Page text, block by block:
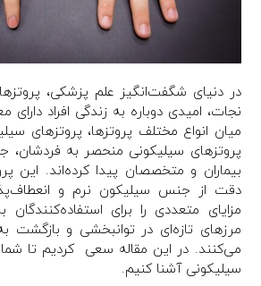
در دنیای شگفت‌انگیز علم پزشکی،
نجات، امیدی دوباره به زندگی افراد
میان انواع مختلف پروتزها، پروتزهای
پروتزهای سیلیکونی منحصر به فردشان،
بیماران و متخصصان پیدا کرده‌اند. این
دقت از جنس سیلیکون نرم و
مزایای متعددی را برای
مرزهای تازه‌ای در توانبخشی و بازگشت
می‌کنند. در این مقاله سعی کردیم تا شما
سیلیکونی آشنا کنیم.